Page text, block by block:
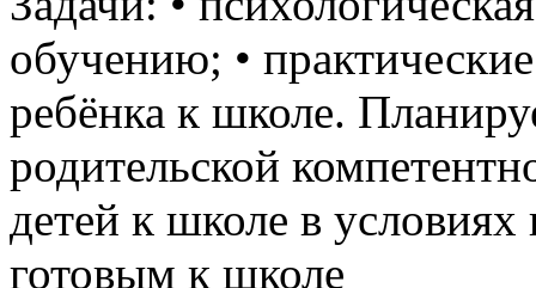
обучению; •
ребёнка к школе.
родительской
детей к школе в
готовым к школе